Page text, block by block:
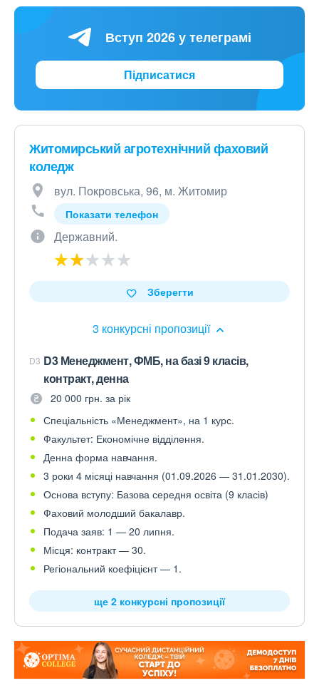
Вступ 2026 у телеграмі
Підписатися
Житомирський агротехнічний фаховий
коледж
вул. Покровська, 96, м. Житомир
Показати телефон
Державний.
3 конкурсні пропозиції
Зберегти
D3 D3 Менеджмент, ФМБ, на базі 9 класів,
контракт, денна
20 000 грн. за рік
Спеціальність «Менеджмент», на 1 курс.
Факультет: Економічне відділення.
Денна форма навчання.
3 роки 4 місяці навчання (01.09.2026 — 31.01.2030).
Основа вступу: Базова середня освіта (9 класів)
Фаховий молодший бакалавр.
Подача заяв: 1 — 20 липня.
Місця: контракт — 30.
Регіональний коефіцієнт — 1.
ще 2 конкурсні пропозиції